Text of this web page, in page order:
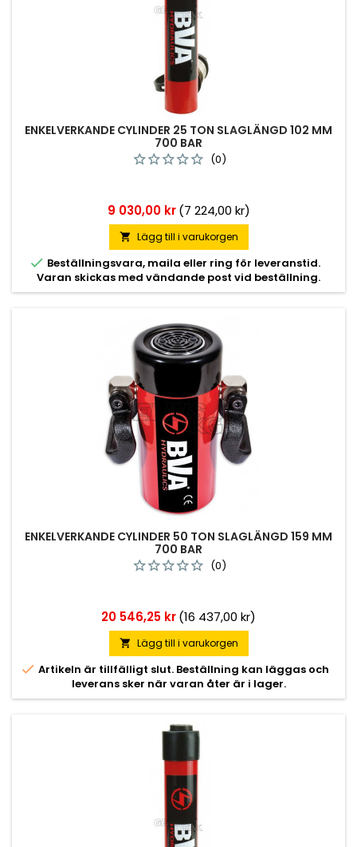
ENKELVERKANDE CYLINDER 25 TON SLAGLÄNGD 102 MM
700 BAR
(0)
Pris
9 030,00 kr (7 224,00 kr)
 Lägg till i varukorgen
 Beställningsvara, maila eller ring för leveranstid.
Varan skickas med vändande post vid beställning.
ENKELVERKANDE CYLINDER 50 TON SLAGLÄNGD 159 MM
700 BAR
(0)
Pris
20 546,25 kr(16 437,00 kr)
 Lägg till i varukorgen
 Artikeln är tillfälligt slut. Beställning kan läggas och
leverans sker när varan åter är i lager.